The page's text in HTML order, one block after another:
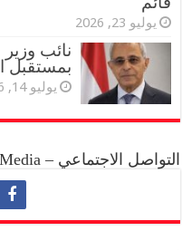
يوليو 23, 2026
نائب
بمستقبل
يوليو 14, 2026
التواصل الاجتماعي – Social Media